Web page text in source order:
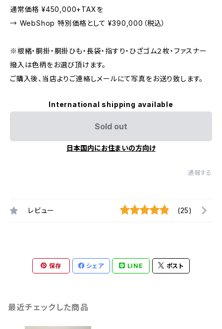
通常価格 ¥450,000+TAXを
→ WebShop 特別価格として ¥390,000（税込）
※根緒・胴掛・胴掛ひも・長袋・指すり・ひざゴム２枚・ファスナー
撥入は色柄をお選び頂けます。
ご購入後、当店よりご連絡しメールにて写真をお送り致します。
International shipping available
Sold out
日本国内にお住まいの方向け
通報する
レビュー (25)
保存 シェア LINE ポスト
最近チェックした商品